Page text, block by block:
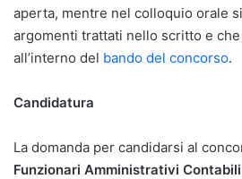
aperta, mentre nel colloquio orale
argomenti trattati nello scritto e
all’interno del bando del concorso.
Candidatura
La domanda per candidarsi al
Funzionari Amministrativi Contabili